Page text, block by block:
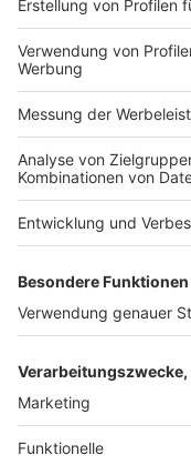
Uta Wichering ,
BB 2025, 257
Wirtschaftsrecht
/
Blick
Die Woche im
IDW modernisiert